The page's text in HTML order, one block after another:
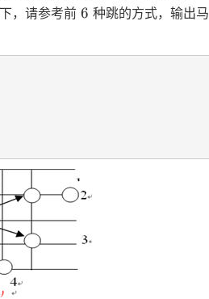
，请参考前6
6 种跳的方式，输出马